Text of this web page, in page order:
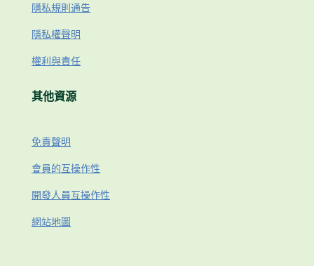
隱私規則通告
隱私權聲明
權利與責任
其他資源
免責聲明
會員的互操作性
開發人員互操作性
網站地圖